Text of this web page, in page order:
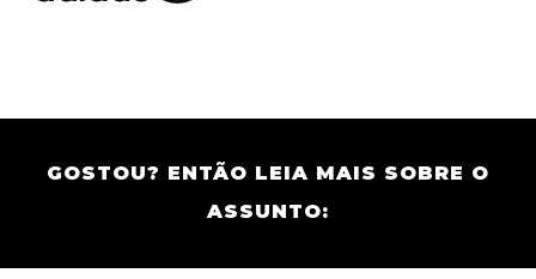
GOSTOU? ENTÃO LEIA MAIS SOBRE O
ASSUNTO: